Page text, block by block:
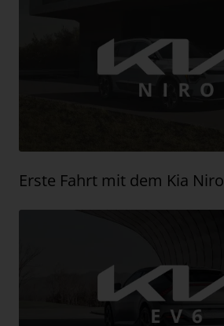
Erste Fahrt mit dem Kia Niro